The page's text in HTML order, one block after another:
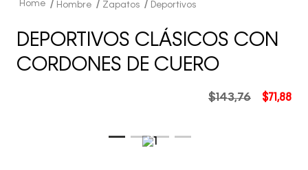
Hombre Zapatos Deportivos
DEPORTIVOS CLÁSICOS CON
CORDONES DE CUERO
$71 ,88
$143,76